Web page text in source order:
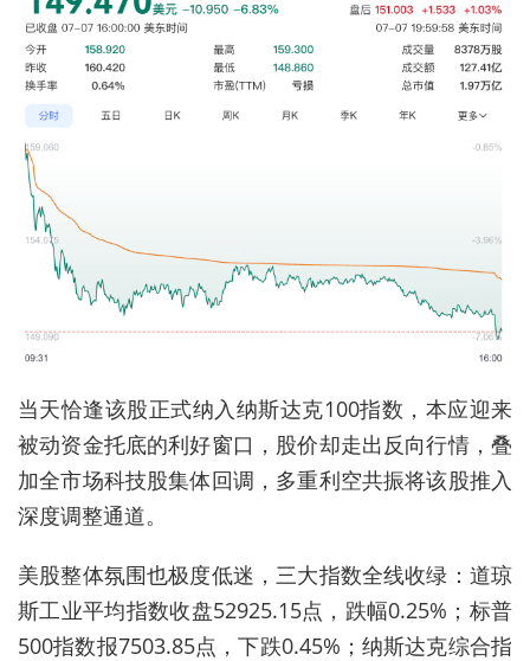
当天恰逢该股正式纳入纳斯达克100指数，本应迎来
被动资金托底的利好窗口，股价却走出反向行情，叠
加全市场科技股集体回调，多重利空共振将该股推入
深度调整通道。
美股整体氛围也极度低迷，三大指数全线收绿：道琼
斯工业平均指数收盘52925.15点，跌幅0.25%；标普
500指数报7503.85点，下跌0.45%；纳斯达克综合指